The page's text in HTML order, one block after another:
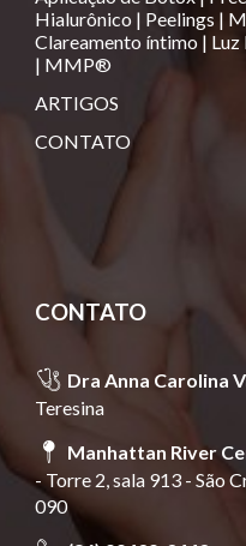
Hialurônico | Peelings |
Clareamento íntimo | Luz
| MMP®️
ARTIGOS
CONTATO
CONTATO
🩺 Dra Anna Carolina
Teresina
📍 Manhattan River
- Torre 2, sala 913 - São
090